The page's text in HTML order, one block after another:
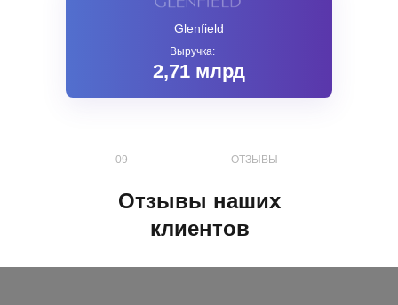
Glenfield
Выручка:
2,71 млрд
09 ОТЗЫВЫ
Отзывы наших
клиентов